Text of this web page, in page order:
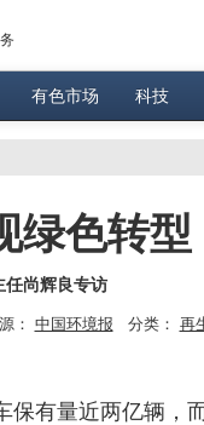
有色市场 科技
绿色转型
尚辉良专访
： 中国环境报 分类： 再
有量近两亿辆，